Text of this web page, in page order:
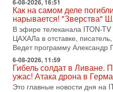
В эфире телеканала ITON-
по вопросам безопасности,
Международного
31-07-2026, 09:02
Битва за разоружение
31/07/2026
Сегодня президент США
достижении исторического
разоружении ХАМАСа и
6-08-2026, 16:51
Как на самом деле
нарывается! "Зверства"
В эфире телеканала ITON-
ЦАХАЛа в отставке,
Ведет программу Александр
6-08-2026, 11:59
Гибель солдат в Ливане.
ужас! Атака дрона в
Это главные новости дня на